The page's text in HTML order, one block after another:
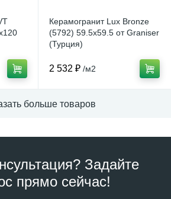
Керамогранит Lux Bronze
(5792) 59.5x59.5 от Graniser
(Турция)
2 532 ₽ /м2
больше товаров
Задайте
прямо сейчас!